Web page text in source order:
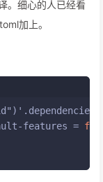
。细心的人已经看
加上。
features =